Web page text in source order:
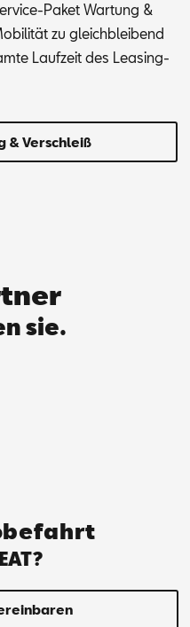
Pa­ket War­tung &
zu gleich­blei­bend
Lauf­zeit des Lea­sing­
& Verschleiß
sie.